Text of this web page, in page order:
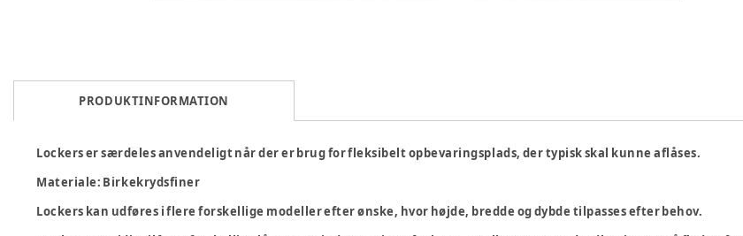
PRODUKTINFORMATION
Lockers er særdeles anvendeligt når der er brug for fleksibelt opbevaringsplads, der typisk skal kunne aflåses.
Materiale: Birkekrydsfiner
Lockers kan udføres i flere forskellige modeller efter ønske, hvor højde, bredde og dybde tilpasses efter behov.